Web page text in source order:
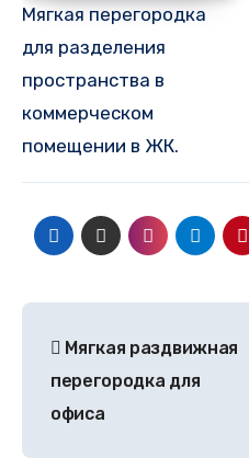
Мягкая перегородка
для разделения
пространства в
коммерческом
помещении в ЖК.
Мягкая раздвижная
перегородка для
офиса